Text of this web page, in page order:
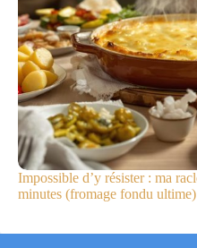
Impossible d’y résister : ma
minutes (fromage fondu ultime)